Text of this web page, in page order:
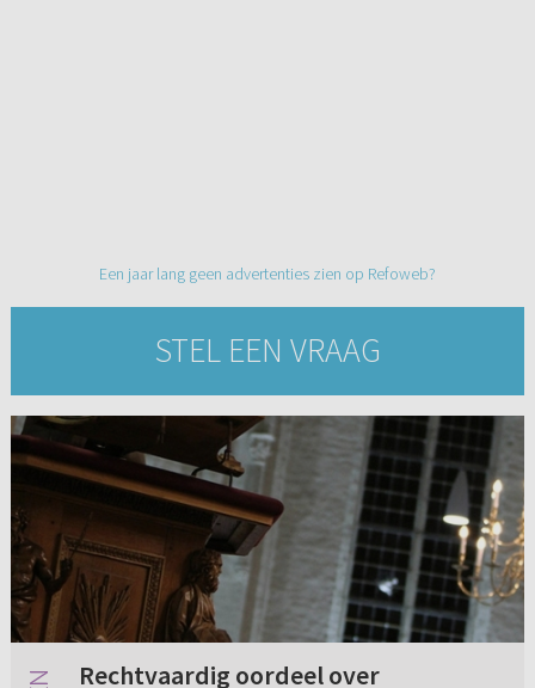
Een jaar lang geen advertenties zien op Refoweb?
STEL EEN VRAAG
Rechtvaardig oordeel over